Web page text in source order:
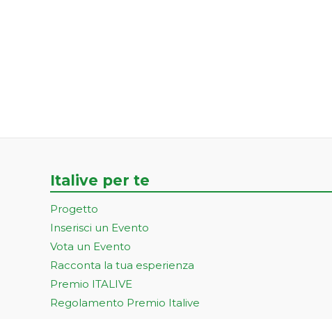
Italive per te
Progetto
Inserisci un Evento
Vota un Evento
Racconta la tua esperienza
Premio ITALIVE
Regolamento Premio Italive